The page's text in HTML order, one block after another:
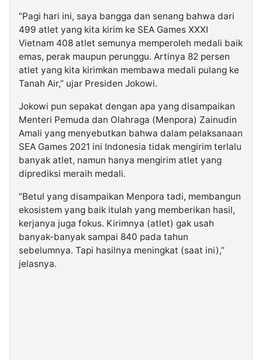
“Pagi hari ini, saya bangga dan senang bahwa dari
499 atlet yang kita kirim ke SEA Games XXXI
Vietnam 408 atlet semunya memperoleh medali baik
emas, perak maupun perunggu. Artinya 82 persen
atlet yang kita kirimkan membawa medali pulang ke
Tanah Air,” ujar Presiden Jokowi.
Jokowi pun sepakat dengan apa yang disampaikan
Menteri Pemuda dan Olahraga (Menpora) Zainudin
Amali yang menyebutkan bahwa dalam pelaksanaan
SEA Games 2021 ini Indonesia tidak mengirim terlalu
banyak atlet, namun hanya mengirim atlet yang
diprediksi meraih medali.
“Betul yang disampaikan Menpora tadi, membangun
ekosistem yang baik itulah yang memberikan hasil,
kerjanya juga fokus. Kirimnya (atlet) gak usah
banyak-banyak sampai 840 pada tahun
sebelumnya. Tapi hasilnya meningkat (saat ini),”
jelasnya.